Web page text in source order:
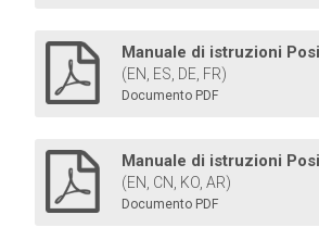
Alimentata a batteria e leggera, questa
Bluetooth stampa letture e riepiloghi
Manuale di istruzioni
(EN, ES, DE, FR)
Documento PDF
Manuale di istruzioni
(EN, CN, KO, AR)
Documento PDF